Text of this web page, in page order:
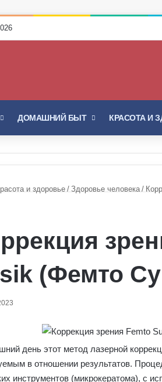
ДОМАШНИЙ БЫТ КРАСОТА И
и здоровье / Здоровье человека /
(Фемто
день этот метод лазерной
в отношении результатов.
инструментов (микрокератома), с